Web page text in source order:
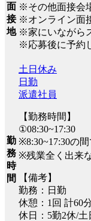
面
接
地
※その他面接会
※オンライン面
※家にいながら
※応募後に予約
勤
務
時
間
土日休み
日勤
派遣社員
【勤務時間】
①08:30~17:30
※8:30~17:30の
※残業全く出来
【備考】
勤務：日勤
休憩：1回 計60
休日：5勤2休/